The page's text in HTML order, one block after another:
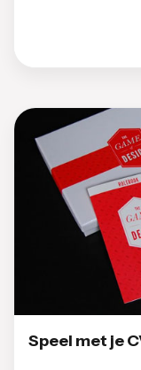
Speel met je